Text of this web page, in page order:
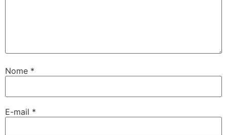
Nome *
E-mail *